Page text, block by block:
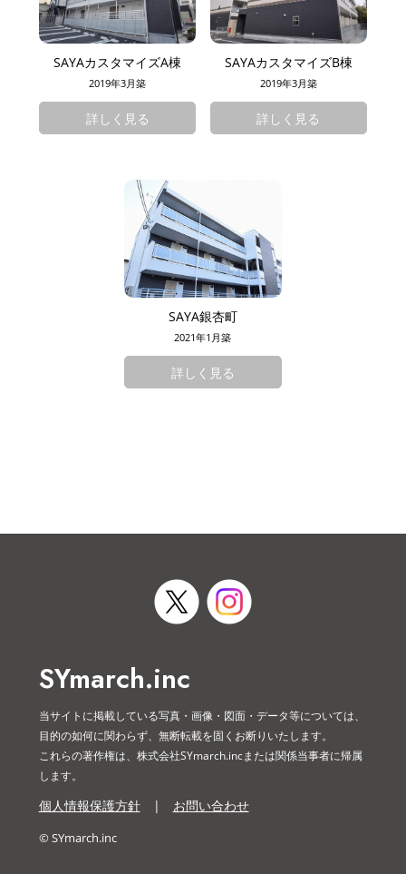
SAYAカスタマイズA棟
2019年3月築
詳しく見る
SAYAカスタマイズB棟
2019年3月築
詳しく見る
SAYA銀杏町
2021年1月築
詳しく見る
SYmarch.inc
当サイトに掲載している写真・画像・図面・データ等については、
目的の如何に関わらず、無断転載を固くお断りいたします。
これらの著作権は、株式会社SYmarch.incまたは関係当事者に帰属
します。
個人情報保護方針| お問い合わせ
© SYmarch.inc